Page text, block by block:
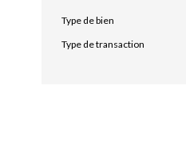
Type de bien
Type de transaction